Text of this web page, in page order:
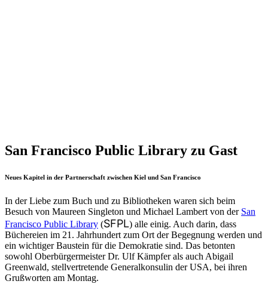
San Francisco Public Library zu Gast
Neues Kapitel in der Partnerschaft zwischen Kiel und San Francisco
In der Liebe zum Buch und zu Bibliotheken waren sich beim
Besuch von Maureen Singleton und Michael Lambert von der San
Francisco Public Library (SFPL) alle einig. Auch darin, dass
Büchereien im 21. Jahrhundert zum Ort der Begegnung werden und
ein wichtiger Baustein für die Demokratie sind. Das betonten
sowohl Oberbürgermeister Dr. Ulf Kämpfer als auch Abigail
Greenwald, stellvertretende Generalkonsulin der USA, bei ihren
Grußworten am Montag.